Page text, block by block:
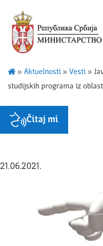
» Aktuelnosti» Vesti»
studijskih programa iz
Čitaj mi
21.06.2021.